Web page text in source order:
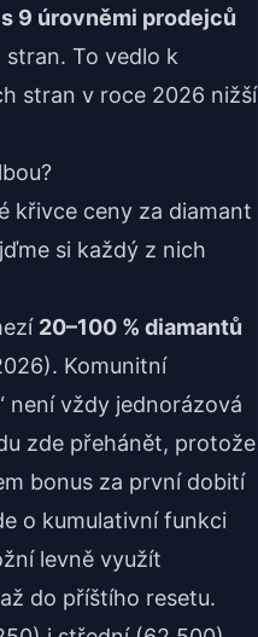
9 úrovněmi prodejců
To vedlo k
stran v roce 2026 nižší
křivce ceny za diamant
si každý z nich
20–100 % diamantů
Komunitní
není vždy jednorázová
zde přehánět, protože
bonus za první dobití
o kumulativní funkci
levně využít
do příštího resetu.